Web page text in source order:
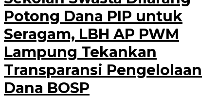
Potong Dana PIP untuk
Seragam, LBH AP PWM
Lampung Tekankan
Transparansi Pengelolaan
Dana BOSP